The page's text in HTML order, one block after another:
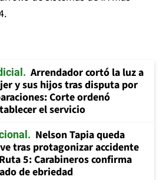
Arrendador cortó la luz a
y sus hijos tras disputa por
Corte ordenó
el servicio
Nelson Tapia queda
tras protagonizar accidente
5: Carabineros confirma
de ebriedad